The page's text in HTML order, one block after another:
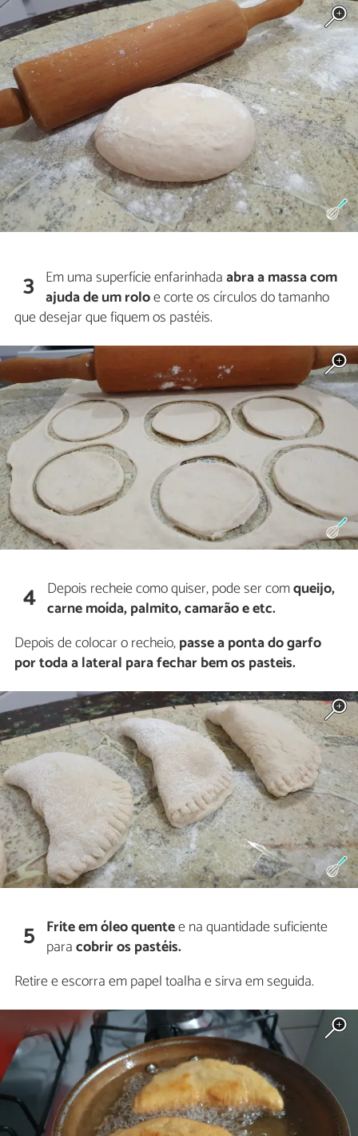
3 Em uma superfície enfarinhadaabra a massa com
ajuda de um roloe corte os círculos do tamanho
que desejar que fiquem os pastéis.
4 Depois recheie como quiser, pode ser comqueijo,
carne moída, palmito, camarão e etc.
Depois de colocar o recheio,passe a ponta do garfo
por toda a lateral para fechar bem os pasteis.
5 Frite em óleo quentee na quantidade suficiente
paracobrir os pastéis.
Retire e escorra em papel toalha e sirva em seguida.